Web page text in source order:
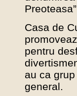
Casa de
pentru
au ca
general.